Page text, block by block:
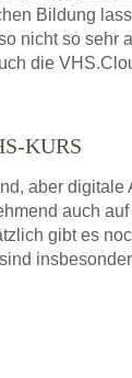
Bildung
nicht so sehr
die
KURS
aber digitale
auch
gibt es